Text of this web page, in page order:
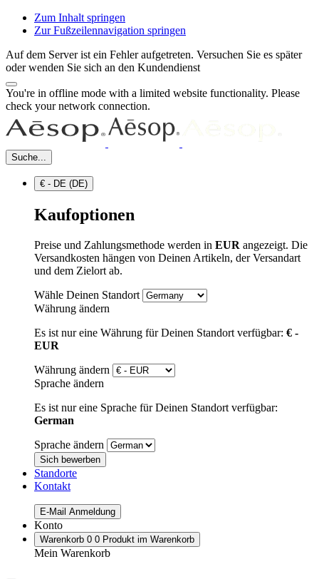
Zum Inhalt springen
Zur Fußzeilennavigation springen
Auf dem Server ist ein Fehler aufgetreten. Versuchen Sie es später
oder wenden Sie sich an den Kundendienst
You're in offline mode with a limited website functionality. Please
check your network connection.
Suche...
€ - DE (DE)
Kaufoptionen
Preise und Zahlungsmethode werden in EUR angezeigt. Die
Versandkosten hängen von Deinen Artikeln, der Versandart
und dem Zielort ab.
Wähle Deinen Standort
Währung ändern
Es ist nur eine Währung für Deinen Standort verfügbar: € -
EUR
Währung ändern
Sprache ändern
Es ist nur eine Sprache für Deinen Standort verfügbar:
German
Sprache ändern
Sich bewerben
Standorte
Kontakt
E-Mail Anmeldung
Konto
Warenkorb 0 0 Produkt im Warenkorb
Mein Warenkorb